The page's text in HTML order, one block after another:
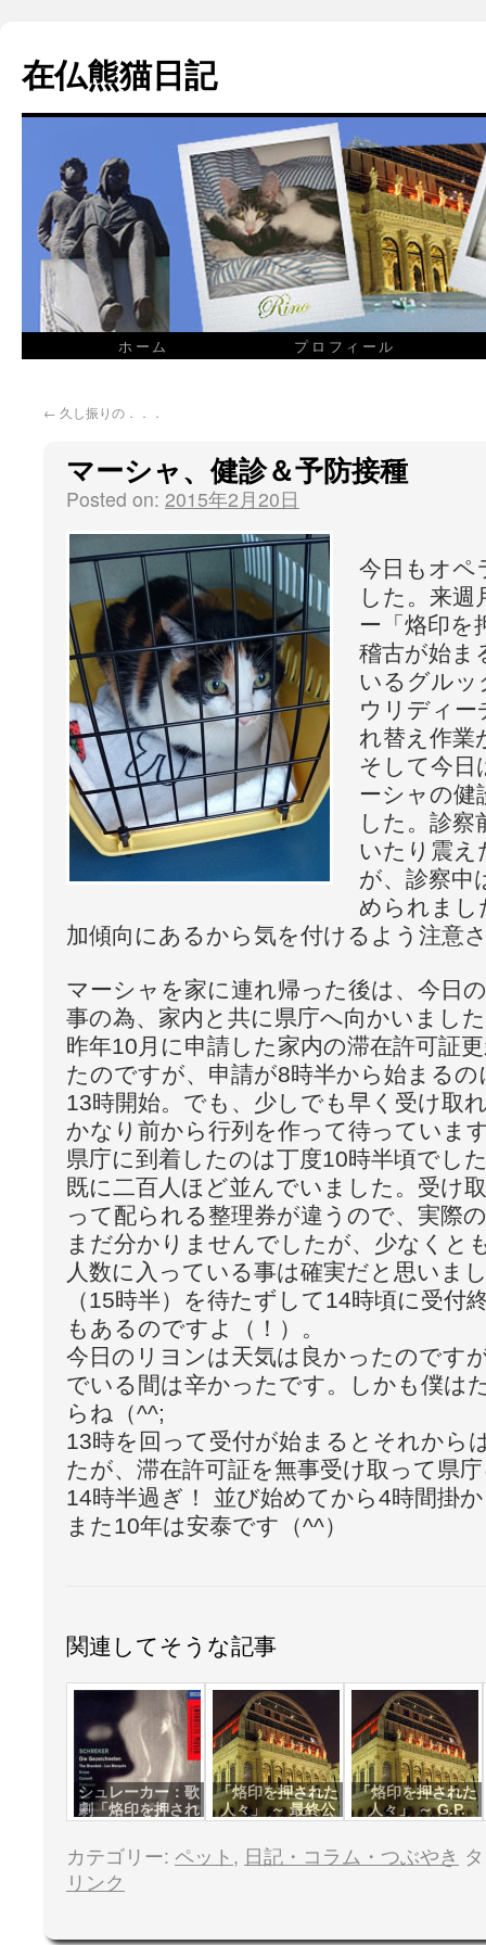
在仏熊猫日記
ホーム プロフィール
← 久し振りの．．．
マーシャ、健診＆予防接種
Posted on: 2015年2月20日
今日もオペ
した。来週
ー「烙印を
稽古が始ま
いるグルッ
ウリディー
れ替え作業
そして今日
ーシャの健
した。診察
いたり震え
が、診察中
められまし
加傾向にあるから気を付けるよう注意
マーシャを家に連れ帰った後は、今日
事の為、家内と共に県庁へ向かいまし
昨年10月に申請した家内の滞在許可証
たのですが、申請が8時半から始まる
13時開始。でも、少しでも早く受け取
かなり前から行列を作って待っていま
県庁に到着したのは丁度10時半頃でし
既に二百人ほど並んでいました。受け
って配られる整理券が違うので、実際
まだ分かりませんでしたが、少なくと
人数に入っている事は確実だと思いま
（15時半）を待たずして14時頃に受付
もあるのですよ（！）。
今日のリヨンは天気は良かったのです
でいる間は辛かったです。しかも僕は
らね（^^;
13時を回って受付が始まるとそれから
たが、滞在許可証を無事受け取って県
14時半過ぎ！ 並び始めてから4時間掛
また10年は安泰です（^^）
関連してそうな記事
シュレーカー：歌
劇「烙印を押され
た人々」 ～ ツァ
グロゼク盤
「烙印を押された
人々」 ～ 最終公
演
「烙印を押された
人々」 ～ G.P.
カテゴリー: ペット , 日記・コラム・つぶやき
リンク